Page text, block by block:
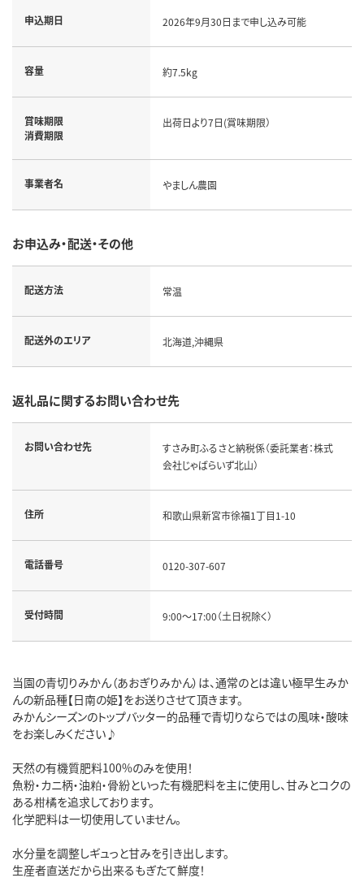
申込期日 2026年9月30日まで申し込み可能
容量 約7.5kg
賞味期限
消費期限
出荷日より7日(賞味期限）
事業者名 やましん農園
お申込み・配送・その他
配送方法 常温
配送外のエリア 北海道,沖縄県
返礼品に関するお問い合わせ先
お問い合わせ先
すさみ町ふるさと納税係（委託業者：株式
会社じゃばらいず北山）
住所 和歌山県新宮市徐福1丁目1-10
電話番号 0120-307-607
受付時間 9:00～17:00（土日祝除く）
当園の青切りみかん（あおぎりみかん）は、通常のとは違い極早生みか
んの新品種【日南の姫】をお送りさせて頂きます。
みかんシーズンのトップバッター的品種で青切りならではの風味・酸味
をお楽しみください♪
天然の有機質肥料100%のみを使用！
魚粉・カニ柄・油粕・骨紛といった有機肥料を主に使用し、甘みとコクの
ある柑橘を追求しております。
化学肥料は一切使用していません。
水分量を調整しギュっと甘みを引き出します。
生産者直送だから出来るもぎたて鮮度！